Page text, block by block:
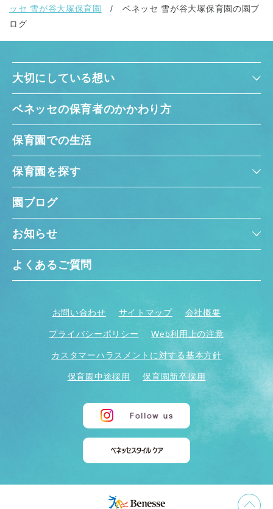
ッセ 雪が谷大塚保育園
ベネッセ 雪が谷大塚保育園の園ブ
ログ
大切にしている想い
ベネッセの保育者のかかわり方
保育園での生活
保育園を探す
園ブログ
お知らせ
よくあるご質問
お問い合わせ サイトマップ 会社概要
プライバシーポリシー Web利用上の注意
カスタマーハラスメントに対する基本方針
保育園中途採用 保育園新卒採用